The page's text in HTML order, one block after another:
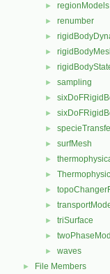
► regionModels
► renumber
►
►
►
► sampling
►
►
►
► surfMesh
►
►
►
►
► triSurface
►
► waves
► File Members